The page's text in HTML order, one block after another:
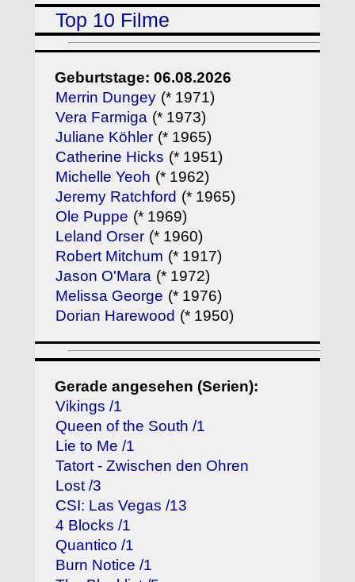
Top 10 Filme
Geburtstage: 06.08.2026
Merrin Dungey (* 1971)
Vera Farmiga (* 1973)
Juliane Köhler (* 1965)
Catherine Hicks (* 1951)
Michelle Yeoh (* 1962)
Jeremy Ratchford (* 1965)
Ole Puppe (* 1969)
Leland Orser (* 1960)
Robert Mitchum (* 1917)
Jason O'Mara (* 1972)
Melissa George (* 1976)
Dorian Harewood (* 1950)
Gerade angesehen (Serien):
Vikings /1
Queen of the South /1
Lie to Me /1
Tatort - Zwischen den Ohren
Lost /3
CSI: Las Vegas /13
4 Blocks /1
Quantico /1
Burn Notice /1